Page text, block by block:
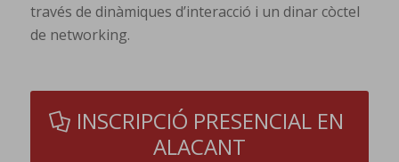
través de dinàmiques d’interacció i un dinar còctel
de networking.
INSCRIPCIÓ PRESENCIAL EN
ALACANT